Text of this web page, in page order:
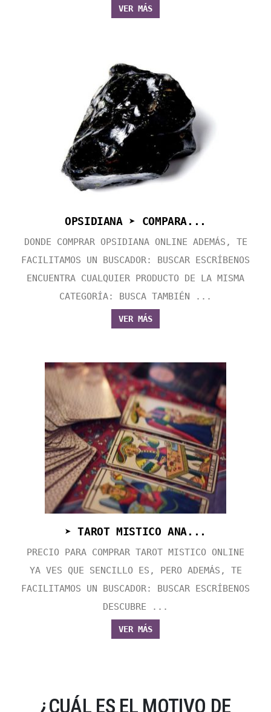
VER MÁS
OPSIDIANA ➤ COMPARA...
DONDE COMPRAR OPSIDIANA ONLINE ADEMÁS, TE
FACILITAMOS UN BUSCADOR: BUSCAR ESCRÍBENOS
ENCUENTRA CUALQUIER PRODUCTO DE LA MISMA
CATEGORÍA: BUSCA TAMBIÉN ...
VER MÁS
➤ TAROT MISTICO ANA...
PRECIO PARA COMPRAR TAROT MISTICO ONLINE
YA VES QUE SENCILLO ES, PERO ADEMÁS, TE
FACILITAMOS UN BUSCADOR: BUSCAR ESCRÍBENOS
DESCUBRE ...
VER MÁS
¿CUÁL ES EL MOTIVO DE